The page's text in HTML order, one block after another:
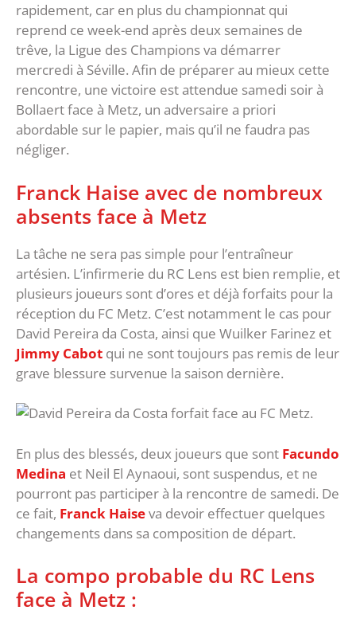
rapidement, car en plus du championnat qui
reprend ce week-end après deux semaines de
trêve, la Ligue des Champions va démarrer
mercredi à Séville. Afin de préparer au mieux cette
rencontre, une victoire est attendue samedi soir à
Bollaert face à Metz, un adversaire a priori
abordable sur le papier, mais qu’il ne faudra pas
négliger.
Franck Haise avec de nombreux
absents face à Metz
La tâche ne sera pas simple pour l’entraîneur
artésien. L’infirmerie du RC Lens est bien remplie, et
plusieurs joueurs sont d’ores et déjà forfaits pour la
réception du FC Metz. C’est notamment le cas pour
David Pereira da Costa, ainsi que Wuilker Farinez et
Jimmy Cabot qui ne sont toujours pas remis de leur
grave blessure survenue la saison dernière.
En plus des blessés, deux joueurs que sont Facundo
Medina et Neil El Aynaoui, sont suspendus, et ne
pourront pas participer à la rencontre de samedi. De
ce fait, Franck Haiseva devoir effectuer quelques
changements dans sa composition de départ.
La compo probable du RC Lens
face à Metz :